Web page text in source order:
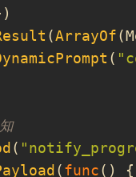
( ArrayOf
(
(
( func